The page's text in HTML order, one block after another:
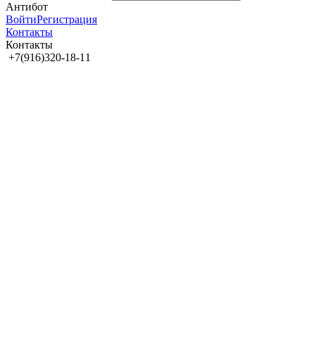
Антибот
ВойтиРегистрация
Контакты
Контакты
+7(916)320-18-11